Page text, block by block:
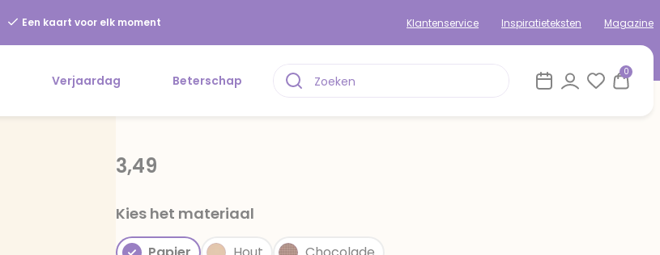
Een kaart voor elk moment Klantenservice Inspiratieteksten Magazine
Verjaardag Beterschap
0
3,49
Kies het materiaal